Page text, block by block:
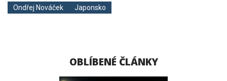
Ondřej Nováček
Japonsko
OBLÍBENÉ ČLÁNKY